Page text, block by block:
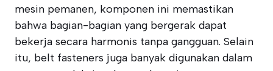
mesin pemanen, komponen ini memastikan
bahwa bagian-bagian yang bergerak dapat
bekerja secara harmonis tanpa gangguan. Selain
itu, belt fasteners juga banyak digunakan dalam